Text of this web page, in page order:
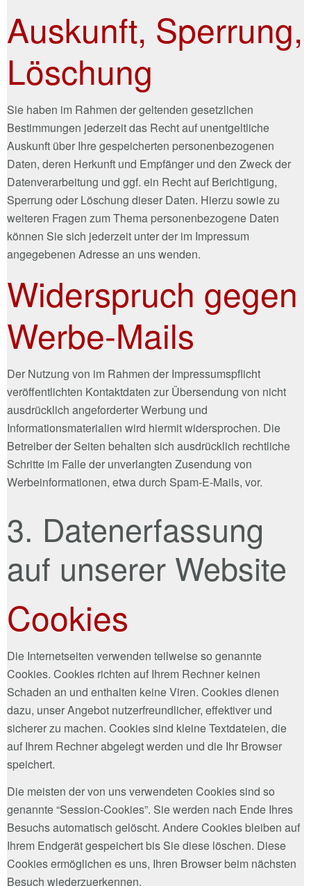
Auskunft, Sperrung,
Löschung
Sie haben im Rahmen der geltenden gesetzlichen
Bestimmungen jederzeit das Recht auf unentgeltliche
Auskunft über Ihre gespeicherten personenbezogenen
Daten, deren Herkunft und Empfänger und den Zweck der
Datenverarbeitung und ggf. ein Recht auf Berichtigung,
Sperrung oder Löschung dieser Daten. Hierzu sowie zu
weiteren Fragen zum Thema personenbezogene Daten
können Sie sich jederzeit unter der im Impressum
angegebenen Adresse an uns wenden.
Widerspruch gegen
Werbe-Mails
Der Nutzung von im Rahmen der Impressumspflicht
veröffentlichten Kontaktdaten zur Übersendung von nicht
ausdrücklich angeforderter Werbung und
Informationsmaterialien wird hiermit widersprochen. Die
Betreiber der Seiten behalten sich ausdrücklich rechtliche
Schritte im Falle der unverlangten Zusendung von
Werbeinformationen, etwa durch Spam-E-Mails, vor.
3. Datenerfassung
auf unserer Website
Cookies
Die Internetseiten verwenden teilweise so genannte
Cookies. Cookies richten auf Ihrem Rechner keinen
Schaden an und enthalten keine Viren. Cookies dienen
dazu, unser Angebot nutzerfreundlicher, effektiver und
sicherer zu machen. Cookies sind kleine Textdateien, die
auf Ihrem Rechner abgelegt werden und die Ihr Browser
speichert.
Die meisten der von uns verwendeten Cookies sind so
genannte “Session-Cookies”. Sie werden nach Ende Ihres
Besuchs automatisch gelöscht. Andere Cookies bleiben auf
Ihrem Endgerät gespeichert bis Sie diese löschen. Diese
Cookies ermöglichen es uns, Ihren Browser beim nächsten
Besuch wiederzuerkennen.